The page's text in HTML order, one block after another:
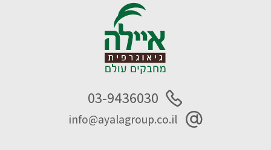
03-9436030
info@ayalagroup.co.il